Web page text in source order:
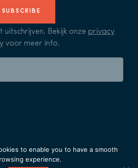
SUBSCRIBE
uitschrijven. Bekijk onze privacy
voor meer info.
- Member of Duval Union
to enable you to have a smooth
experience.